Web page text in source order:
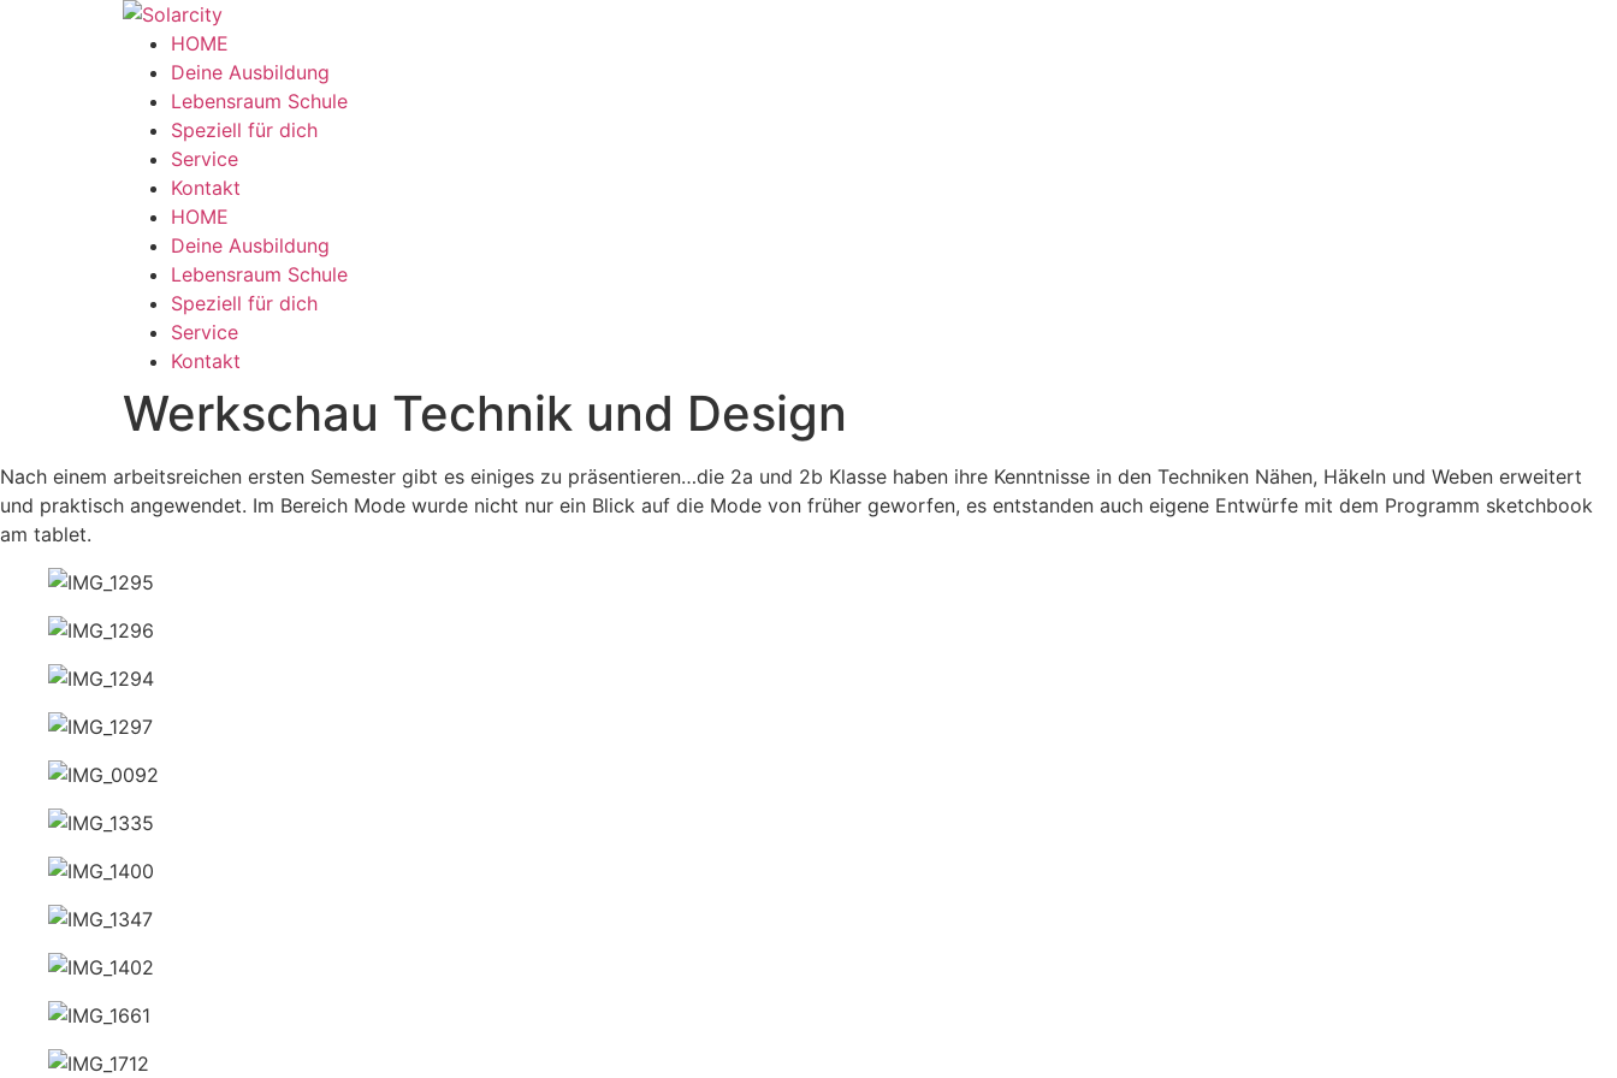
HOME
Deine Ausbildung
Lebensraum Schule
Speziell für dich
Service
Kontakt
Menü HOME
Deine Ausbildung
Lebensraum Schule
Speziell für dich
Service
Kontakt
Werkschau Technik und Design
Nach einem arbeitsreichen ersten Semester gibt es einiges zu präsentieren…die 2a und 2b Klasse haben ihre Kenntnisse in den Techniken Nähen, Häkeln und Weben erweitert
und praktisch angewendet. Im Bereich Mode wurde nicht nur ein Blick auf die Mode von früher geworfen, es entstanden auch eigene Entwürfe mit dem Programm sketchbook
am tablet.